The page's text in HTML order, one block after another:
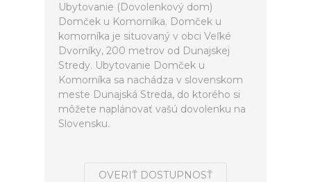
Ubytovanie (Dovolenkový dom)
Domček u Komorníka. Domček u
komorníka je situovaný v obci Veľké
Dvorníky, 200 metrov od Dunajskej
Stredy. Ubytovanie Domček u
Komorníka sa nachádza v slovenskom
meste Dunajská Streda, do ktorého si
môžete naplánovať vašú dovolenku na
Slovensku.
OVERIŤ DOSTUPNOSŤ